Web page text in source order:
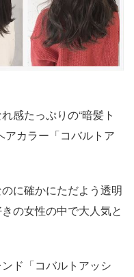
感たっぷりの“暗髪ト
アカラー「コバルトア
に確かにただよう透明
の女性の中で大人気と
ド「コバルトアッシ